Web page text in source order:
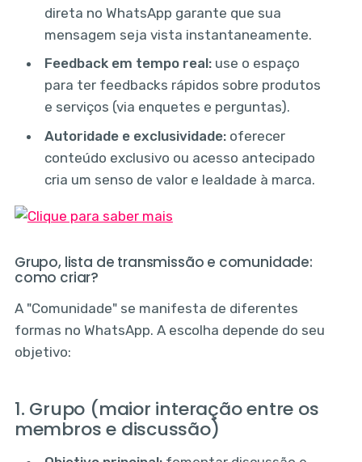
direta no WhatsApp garante que sua
mensagem seja vista instantaneamente.
Feedback em tempo real: use o espaço
para ter feedbacks rápidos sobre produtos
e serviços (via enquetes e perguntas).
Autoridade e exclusividade: oferecer
conteúdo exclusivo ou acesso antecipado
cria um senso de valor e lealdade à marca.
Grupo, lista de transmissão e comunidade:
como criar?
A "Comunidade" se manifesta de diferentes
formas no WhatsApp. A escolha depende do seu
objetivo:
1. Grupo (maior interação entre os
membros e discussão)